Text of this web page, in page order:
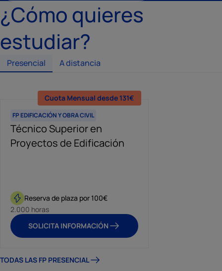
¿Cómo quieres
estudiar?
Presencial A distancia
Cuota Mensual desde 131€
FP EDIFICACIÓN Y OBRA CIVIL
Técnico Superior en
Proyectos de Edificación
Reserva de plaza por 100€
2.000 horas
SOLICITA INFORMACIÓN
TODAS LAS FP PRESENCIAL
Cuota Mensual desde 71€
FP EDIFICACIÓN Y OBRA CIVIL
Grado Superior Proyectos
de Edificación a distancia
Reserva de plaza por 100€
2.000 horas
SOLICITA INFORMACIÓN